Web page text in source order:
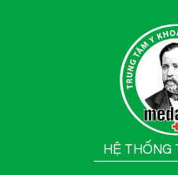
TRUNG TÂM Y KHOA
Địa chỉ: 16 Lê Hồng Phong,
https://
HỆ THỐNG